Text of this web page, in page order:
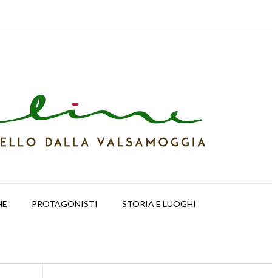
PROTAGONISTI STORIA E LUOGHI